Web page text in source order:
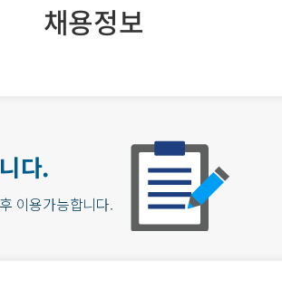
채용정보
다.
이용가능합니다.